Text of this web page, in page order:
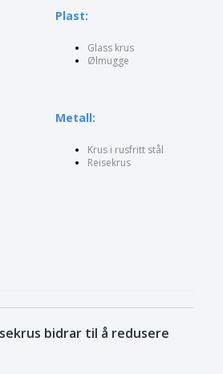
Plast:
Glass krus
Ølmugge
Metall:
Krus i rusfritt stål
Reisekrus
bidrar til å redusere